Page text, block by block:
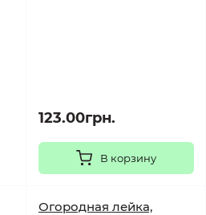
123.00грн.
В корзину
Огородная лейка,